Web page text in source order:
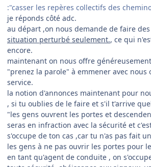
:"casser les repères collectifs des
je réponds côté adc.
au départ ,on nous demande de faire
situation perturbé seulement., ce qui
encore.
maintenant on nous offre
"prenez la parole" à emmener avec
service.
la notion d'annonces maintenant pour
, si tu oublies de le faire et s'il t'arrive
"les gens ouvrent les portes et
seras en infraction avec la sécurité et
s'occupe de ton cas ,car tu n'as pas fait
les gens à ne pas ouvrir les portes pour
en tant qu'agent de conduite , on